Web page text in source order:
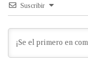
Suscribir